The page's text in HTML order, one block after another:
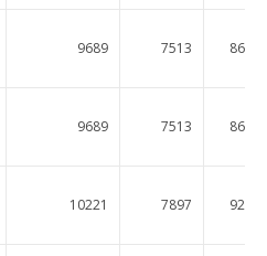
9689 7513 8697
9689 7513 8697
10221 7897 9267